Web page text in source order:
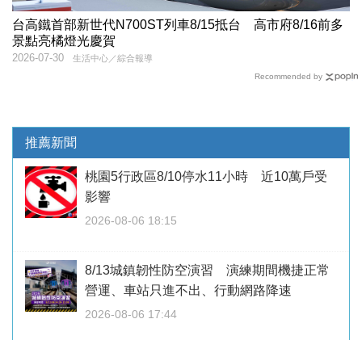
台高鐵首部新世代N700ST列車8/15抵台 高市府8/16前多
景點亮橘燈光慶賀
生活中心／綜合報導
2026-07-30
Recommended by
推薦新聞
桃園5行政區8/10停水11小時 近10萬戶受
影響
2026-08-06 18:15
8/13城鎮韌性防空演習 演練期間機捷正常
營運、車站只進不出、行動網路降速
2026-08-06 17:44